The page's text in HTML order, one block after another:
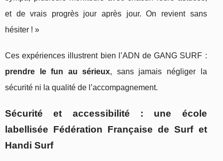
et de vrais progrès jour après jour. On revient sans
hésiter ! »
Ces expériences illustrent bien l’ADN de GANG SURF :
prendre le fun au sérieux, sans jamais négliger la
sécurité ni la qualité de l’accompagnement.
Sécurité et accessibilité : une école
labellisée Fédération Française de Surf et
Handi Surf